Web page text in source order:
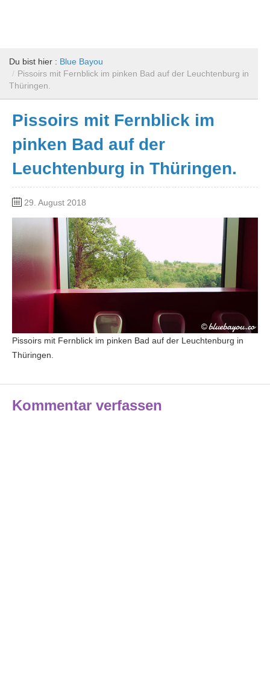
Du bist hier : Blue Bayou
/ Pissoirs mit Fernblick im pinken Bad auf der Leuchtenburg in
Thüringen.
Pissoirs mit Fernblick im
pinken Bad auf der
Leuchtenburg in Thüringen.
29. August 2018
Pissoirs mit Fernblick im pinken Bad auf der Leuchtenburg in
Thüringen.
Kommentar verfassen